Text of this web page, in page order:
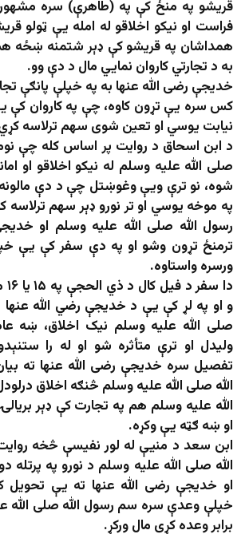
قریشو په منځ کې په (طاهرې) سره
فراست او نیکو اخلاقو له امله یې ټولو
همداشان په قریشو کې ډېر شتمنه ښځه
به د تجارتي کاروان نمايي مال د دې وو.
خدیجې رضی الله عنها به په خپلې پانګې
کس سره یې تړون کاوه، چې په کاروان کې
نیابت یوسي او تعین شوی سهم ترلاسه
د ابن اسحاق د روایت پر اساس کله چې
صلی الله علیه وسلم له نیکو اخلاقو او
شوه، نو ترې ویې وغوښتل چې د دې
په موخه یوسي او تر نورو ډېر سهم ترلاسه
رسول الله صلی الله علیه وسلم او
ترمنځ تړون وشو او په دې سفر کې یې
ورسره واستاوه.
و او په لړ کې یې د خدیجې رضي الله عنها
صلی الله علیه وسلم نیک اخلاق، ښه
ولیدل او ترې متأثره شو او له را
تفصیل سره خدیجې رضی الله عنها ته
الله صلی الله علیه وسلم څنګه اخلاق
الله علیه وسلم هم په تجارت کې ډېر
او ښه ګټه یې وکړه.
ابن سعد د منیې له لور نفیسې څخه
الله صلی الله علیه وسلم د نورو په پرتله
او خدیجې رضی الله عنها ته یې
خپلې وعدې سره سم رسول الله صلی الله
برابر وعده کړی مال ورکړ.